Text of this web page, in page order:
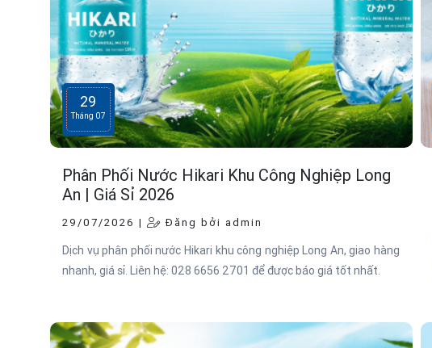
29
Tháng 07
Phân Phối Nước Hikari Khu Công Nghiệp Long
An | Giá Sỉ 2026
29/07/2026 | Đăng bởi admin
Dịch vụ phân phối nước Hikari khu công nghiệp Long An, giao hàng
nhanh, giá sỉ. Liên hệ: 028 6656 2701 để được báo giá tốt nhất.